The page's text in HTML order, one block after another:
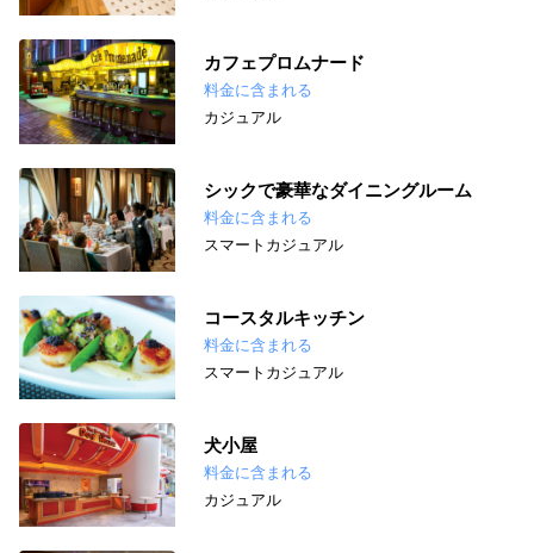
カフェプロムナード
料金に含まれる
カジュアル
シックで豪華なダイニングルーム
料金に含まれる
スマートカジュアル
コースタルキッチン
料金に含まれる
スマートカジュアル
犬小屋
料金に含まれる
カジュアル